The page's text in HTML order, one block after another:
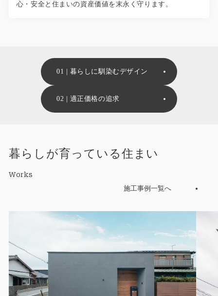
心・安全と住まいの資産価値を末永く守ります。
01 | 暮らしに馴染むデザイン
02 | 適正価格の追求
暮らしが育っている住まい
Works
施工事例一覧へ